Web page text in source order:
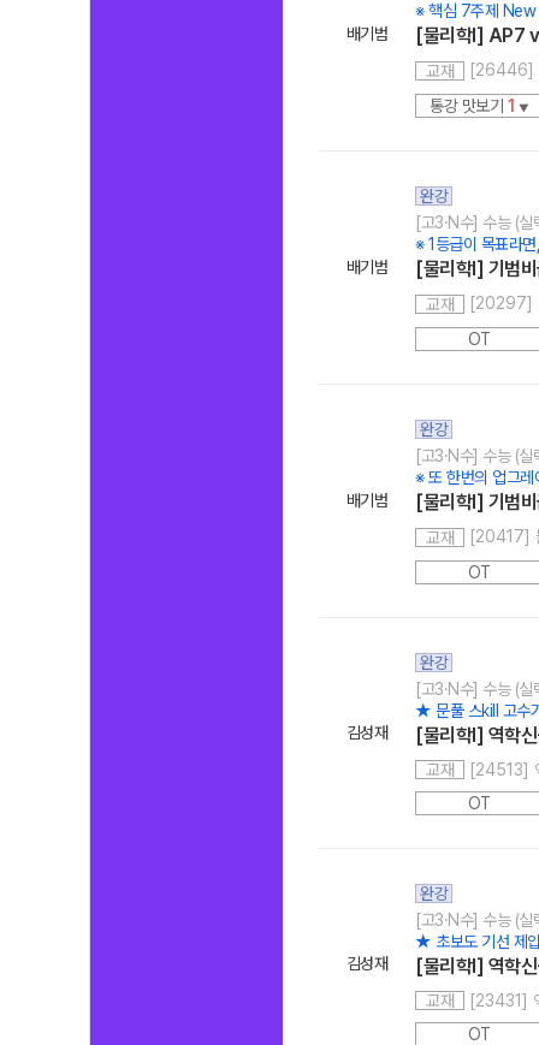
배기범
※ 핵심 7주제
[물리학l] AP7
교재
[26446]
통강 맛보기 1 ▼
배기범
완강
[고3·N수] 수능 (실
※ 1등급이 목표라
[물리학l] 기범
교재
[20297]
OT
배기범
완강
[고3·N수] 수능 (실
※ 또 한번의 업그
[물리학l] 기범
교재
[20417]
OT
김성재
완강
[고3·N수] 수능 (실
★ 문풀 스kill 고수
[물리학I] 역학
교재
[24513]
OT
김성재
완강
[고3·N수] 수능 (실
★ 초보도 기선 제
[물리학I] 역학
교재
[23431]
OT